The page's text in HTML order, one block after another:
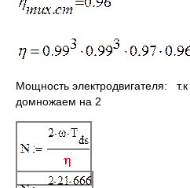
Мощность электродвигателя:
домножаем на 2